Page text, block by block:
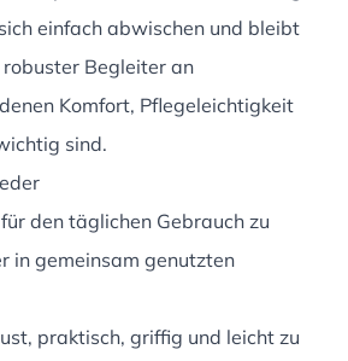
einfach abwischen und bleibt
robuster Begleiter an
Komfort, Pflegeleichtigkeit
sind.
den täglichen Gebrauch zu
in gemeinsam genutzten
praktisch, griffig und leicht zu